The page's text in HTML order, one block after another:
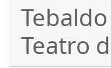
Teatro